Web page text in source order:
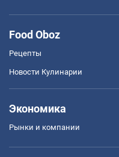
Food Oboz
Рецепты
Новости Кулинарии
Экономика
Рынки и компании